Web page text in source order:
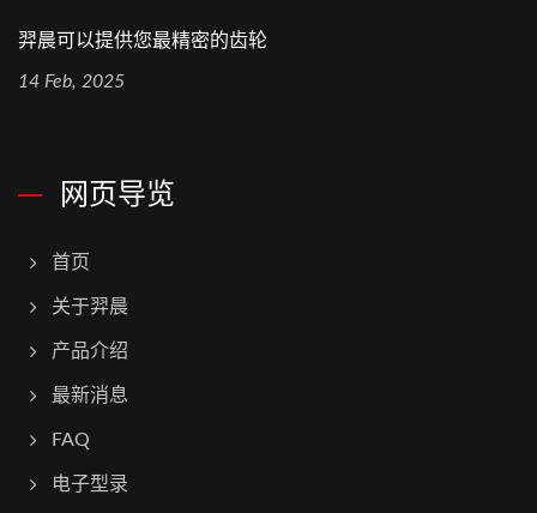
羿晨可以提供您最精密的齿轮
14 Feb, 2025
网页导览
首页
关于羿晨
产品介绍
最新消息
FAQ
电子型录